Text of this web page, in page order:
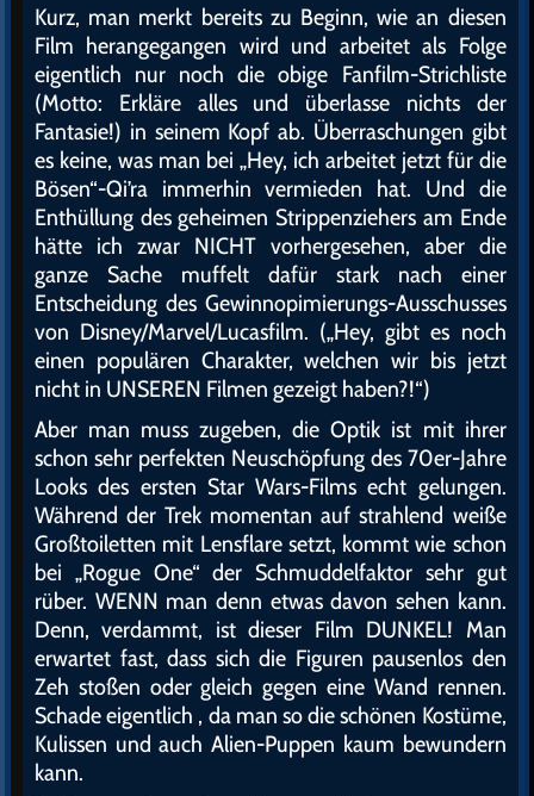
Kurz, man merkt bereits zu Beginn, wie an diesen
Film herangegangen wird und arbeitet als Folge
eigentlich nur noch die obige Fanfilm-Strichliste
(Motto: Erkläre alles und überlasse nichts der
Fantasie!) in seinem Kopf ab. Überraschungen gibt
es keine, was man bei „Hey, ich arbeitet jetzt für die
Bösen“-Qi’ra immerhin vermieden hat. Und die
Enthüllung des geheimen Strippenziehers am Ende
hätte ich zwar NICHT vorhergesehen, aber die
ganze Sache muffelt dafür stark nach einer
Entscheidung des Gewinnopimierungs-Ausschusses
von Disney/Marvel/Lucasfilm. („Hey, gibt es noch
einen populären Charakter, welchen wir bis jetzt
nicht in UNSEREN Filmen gezeigt haben?!“)
Aber man muss zugeben, die Optik ist mit ihrer
schon sehr perfekten Neuschöpfung des 70er-Jahre
Looks des ersten Star Wars-Films echt gelungen.
Während der Trek momentan auf strahlend weiße
Großtoiletten mit Lensflare setzt, kommt wie schon
bei „Rogue One“ der Schmuddelfaktor sehr gut
rüber. WENN man denn etwas davon sehen kann.
Denn, verdammt, ist dieser Film DUNKEL! Man
erwartet fast, dass sich die Figuren pausenlos den
Zeh stoßen oder gleich gegen eine Wand rennen.
Schade eigentlich , da man so die schönen Kostüme,
Kulissen und auch Alien-Puppen kaum bewundern
kann.